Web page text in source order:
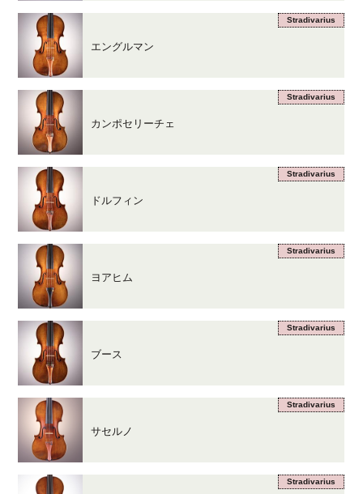
Stradivarius
エングルマン
Stradivarius
カンポセリーチェ
Stradivarius
ドルフィン
Stradivarius
ヨアヒム
Stradivarius
ブース
Stradivarius
サセルノ
Stradivarius